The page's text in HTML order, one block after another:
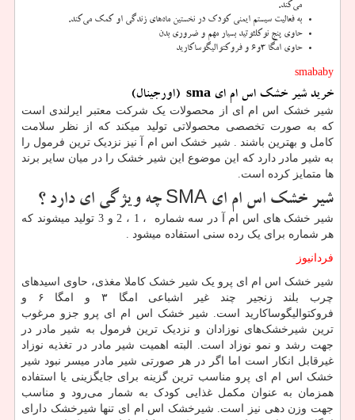
می‌کند.
به فعالیت سیستم ایمنی کودک در نخستین ماه‌های زندگی او کمک می‌کند.
حاوی پنج نوکلئوتید بسیار مهم و ضروری بدن
حاوی امگا 3و6 و فروکتوالیگوساکارید
smababy
خرید شیر خشک اس ام ای sma (اورجینال)
شیر خشک اس ام ای از محصولات یک شرکت معتبر ایرلندی است
که به صورت تخصصی محصولاتی تولید میکند که از نظر سلامت
کامل و بهترین باشند . شیر خشک اس ام آ نیز نزدیک ترین فرمول را
به شیر مادر دارد که این موضوع این شیر خشک را در میان سایر برند
ها متمایز کرده است.
شیر خشک اس ام ای SMA چه ویژگی ای دارد ؟
شیر خشک های اس ام آ در سه شماره ، 1 ، 2 و 3 تولید میشوند که
هر شماره برای یک رده سنی استفاده میشود .
فردانیوز
شیر خشک اس ام ای پرو یک شیر خشک کاملا مغذی، حاوی اسیدهای
چرب بلند زنجیر چند غیر اشباعی امگا ۳ و امگا ۶ و
فروکتوالیگوساکارید است. شیر خشک اس ام ای پرو جزو مرغوب
ترین شیرخشک‌های نوزادان و نزدیک ترین فرمول به شیر مادر در
جهت رشد و نمو نوزاد است. البته اهمیت شیر مادر در تغذیه نوزاد
غیرقابل انکار است اما اگر در هر صورتی شیر مادر میسر نبود شیر
خشک اس ام ای پرو مناسب ترین گزینه برای جایگزینی یا استفاده
همزمان به عنوان مکمل غذایی کودک به شمار می‌رود و مناسب
جهت وزن دهی نیز است. شیرخشک اس ام ای تنها شیرخشک دارای